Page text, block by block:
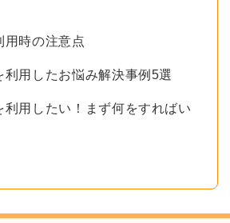
用時の注意点
利用したお悩み解決事例5選
利用したい！まず何をすればい